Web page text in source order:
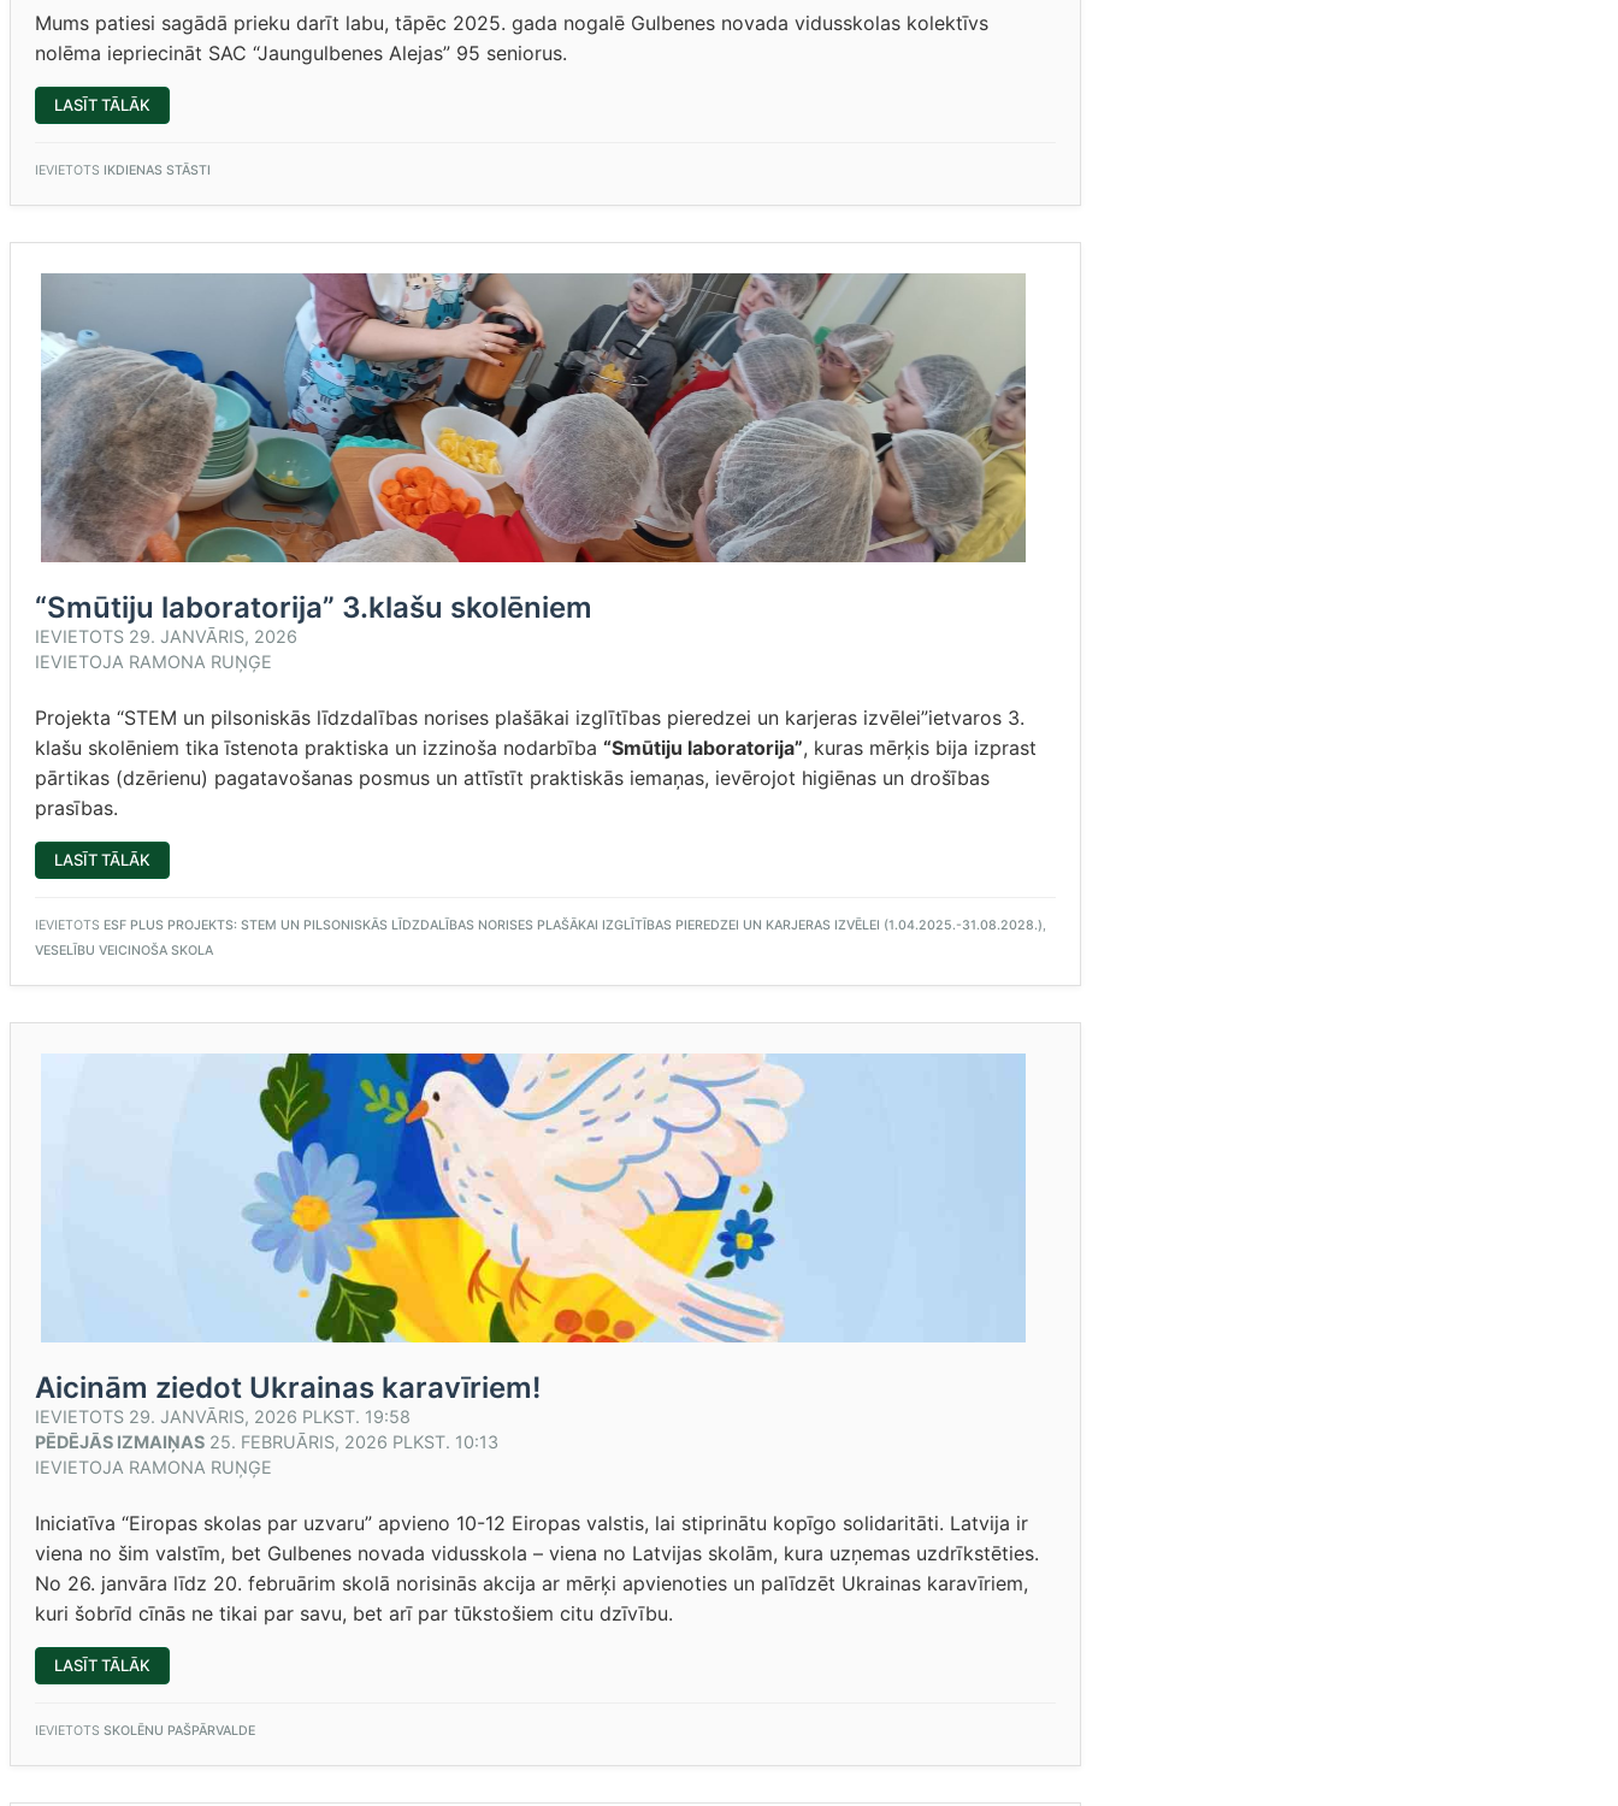
Mums patiesi sagādā prieku darīt labu, tāpēc 2025. gada nogalē Gulbenes novada vidusskolas kolektīvs
nolēma iepriecināt SAC “Jaungulbenes Alejas” 95 seniorus.
LASĪT TĀLĀK
SAC
SENIORUS”
IEVIETOTS IKDIENAS STĀSTI
“Smūtiju laboratorija” 3.klašu skolēniem
IEVIETOTS 29. JANVĀRIS, 2026
IEVIETOJA RAMONA RUŅĢE
Projekta “STEM un pilsoniskās līdzdalības norises plašākai izglītības pieredzei un karjeras izvēlei”ietvaros 3.
klašu skolēniem tika īstenota praktiska un izzinoša nodarbība “Smūtiju laboratorija”, kuras mērķis bija izprast
pārtikas (dzērienu) pagatavošanas posmus un attīstīt praktiskās iemaņas, ievērojot higiēnas un drošības
prasības.
LASĪT TĀLĀK
LABORATORIJA”
IEVIETOTS ESF PLUS PROJEKTS: STEM UN PILSONISKĀS LĪDZDALĪBAS NORISES PLAŠĀKAI IZGLĪTĪBAS PIEREDZEI UN KARJERAS IZVĒLEI (1.04.2025.-31.08.2028.),
VESELĪBU VEICINOŠA SKOLA
Aicinām ziedot Ukrainas karavīriem!
IEVIETOTS 29. JANVĀRIS, 2026 PLKST. 19:58
PĒDĒJĀS IZMAIŅAS 25. FEBRUĀRIS, 2026 PLKST. 10:13
IEVIETOJA RAMONA RUŅĢE
Iniciatīva “Eiropas skolas par uzvaru” apvieno 10-12 Eiropas valstis, lai stiprinātu kopīgo solidaritāti. Latvija ir
viena no šim valstīm, bet Gulbenes novada vidusskola – viena no Latvijas skolām, kura uzņemas uzdrīkstēties.
No 26. janvāra līdz 20. februārim skolā norisinās akcija ar mērķi apvienoties un palīdzēt Ukrainas karavīriem,
kuri šobrīd cīnās ne tikai par savu, bet arī par tūkstošiem citu dzīvību.
LASĪT TĀLĀK
ZIEDOT
IEVIETOTS SKOLĒNU PAŠPĀRVALDE